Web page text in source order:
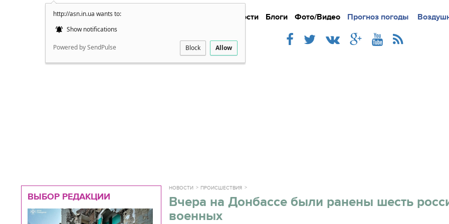
http://asn.in.ua wants to:
Show notifications
Powered by SendPulse Block Allow
Новости Блоги Фото/Видео Прогноз погоды
Подробно Новости
ВЫБОР РЕДАКЦИИ
НОВОСТИ ПРОИСШЕСТВИЯ
Вчера на Донбассе были ранены шесть
военных